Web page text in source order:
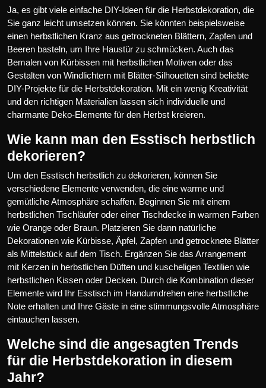
Ja, es gibt viele einfache DIY-Ideen für die Herbstdekoration, die
Sie ganz leicht umsetzen können. Sie könnten beispielsweise
einen herbstlichen Kranz aus getrockneten Blättern, Zapfen und
Beeren basteln, um Ihre Haustür zu schmücken. Auch das
Bemalen von Kürbissen mit herbstlichen Motiven oder das
Gestalten von Windlichtern mit Blätter-Silhouetten sind beliebte
DIY-Projekte für die Herbstdekoration. Mit ein wenig Kreativität
und den richtigen Materialien lassen sich individuelle und
charmante Deko-Elemente für den Herbst kreieren.
Wie kann man den Esstisch herbstlich
dekorieren?
Um den Esstisch herbstlich zu dekorieren, können Sie
verschiedene Elemente verwenden, die eine warme und
gemütliche Atmosphäre schaffen. Beginnen Sie mit einem
herbstlichen Tischläufer oder einer Tischdecke in warmen Farben
wie Orange oder Braun. Platzieren Sie dann natürliche
Dekorationen wie Kürbisse, Äpfel, Zapfen und getrocknete Blätter
als Mittelstück auf dem Tisch. Ergänzen Sie das Arrangement
mit Kerzen in herbstlichen Düften und kuscheligen Textilien wie
herbstlichen Kissen oder Decken. Durch die Kombination dieser
Elemente wird Ihr Esstisch im Handumdrehen eine herbstliche
Note erhalten und Ihre Gäste in eine stimmungsvolle Atmosphäre
eintauchen lassen.
Welche sind die angesagten Trends
für die Herbstdekoration in diesem
Jahr?